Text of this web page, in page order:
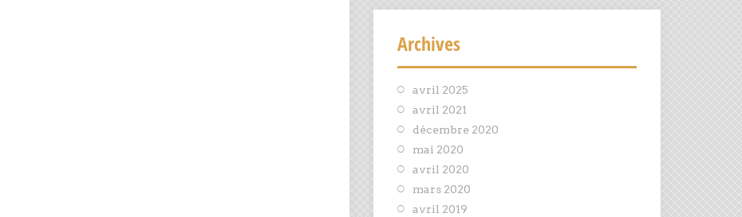
Archives
avril 2025
avril 2021
décembre 2020
mai 2020
avril 2020
mars 2020
avril 2019